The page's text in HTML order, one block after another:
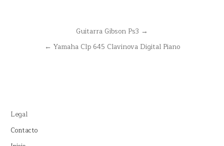
NavegaciónGuitarra Gibson Ps3 →
← Yamaha Clp 645 Clavinova Digital Piano
Legal
Contacto